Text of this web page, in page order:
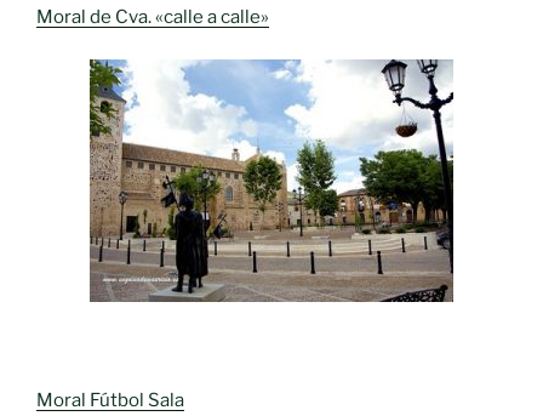
Moral de Cva. «calle a calle»
Moral Fútbol Sala